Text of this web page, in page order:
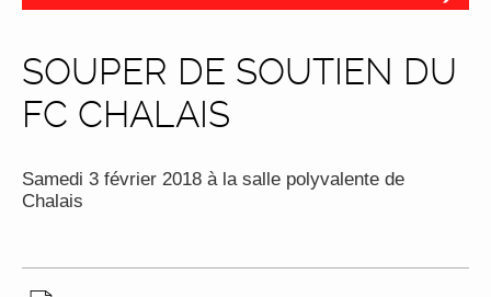
SOUPER DE SOUTIEN DU
FC CHALAIS
Samedi 3 février 2018 à la salle polyvalente de
Chalais